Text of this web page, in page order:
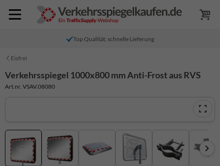
Top Qualität, schnelle Lieferung
Eisfrei
Verkehrsspiegel 1000x800 mm Anti-Frost aus RVS
Art.nr. VSAV.08080